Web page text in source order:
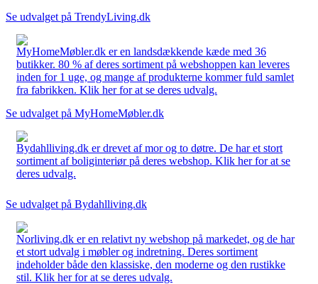
Se udvalget på TrendyLiving.dk
MyHomeMøbler.dk er en landsdækkende kæde med 36
butikker. 80 % af deres sortiment på webshoppen kan leveres
inden for 1 uge, og mange af produkterne kommer fuld samlet
fra fabrikken. Klik her for at se deres udvalg.
Se udvalget på MyHomeMøbler.dk
Bydahlliving.dk er drevet af mor og to døtre. De har et stort
sortiment af boliginteriør på deres webshop. Klik her for at se
deres udvalg.
Se udvalget på Bydahlliving.dk
Norliving.dk er en relativt ny webshop på markedet, og de har
et stort udvalg i møbler og indretning. Deres sortiment
indeholder både den klassiske, den moderne og den rustikke
stil. Klik her for at se deres udvalg.